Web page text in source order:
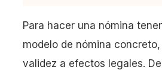
Para hacer una nómina
modelo de nómina
validez a efectos legales.